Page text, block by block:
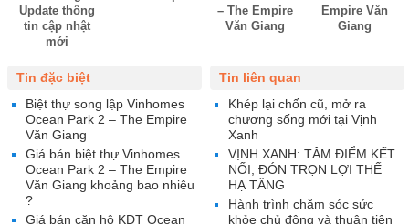
Update thông
tin cập nhật
mới
– The Empire
Văn Giang
Empire Văn
Giang
Tin liên quan
Khép lại chốn cũ, mở ra
chương sống mới tại Vịnh
Xanh
VỊNH XANH: TÂM ĐIỂM KẾT
NỐI, ĐÓN TRỌN LỢI THẾ
HẠ TẦNG
Hành trình chăm sóc sức
khỏe chủ động và thuận tiện
Tin đặc biệt
Biệt thự song lập Vinhomes
Ocean Park 2 – The Empire
Văn Giang
Giá bán biệt thự Vinhomes
Ocean Park 2 – The Empire
Văn Giang khoảng bao nhiêu
?
Giá bán căn hộ KĐT Ocean